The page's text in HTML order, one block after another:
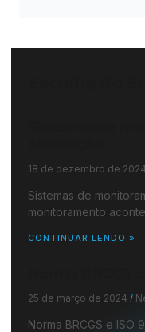
18 de dezembro de 2024
Sistemas de
monitoramento
CONTINUAR LENDO »
Norma BRCGS
25 de março de 2024
Norma BRCGS e ISO